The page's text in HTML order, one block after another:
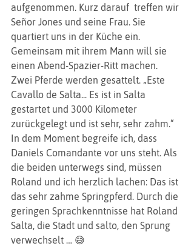
aufgenommen. Kurz darauf  treffen wir
Señor Jones und seine Frau. Sie
quartiert uns in der Küche ein.
Gemeinsam mit ihrem Mann will sie
einen Abend-Spazier-Ritt machen.
Zwei Pferde werden gesattelt. „Este
Cavallo de Salta... Es ist in Salta
gestartet und 3000 Kilometer
zurückgelegt und ist sehr, sehr zahm.“
In dem Moment begreife ich, dass
Daniels Comandante vor uns steht. Als
die beiden unterwegs sind, müssen
Roland und ich herzlich lachen: Das ist
das sehr zahme Springpferd. Durch die
geringen Sprachkenntnisse hat Roland
Salta, die Stadt und salto, den Sprung
verwechselt … 😅